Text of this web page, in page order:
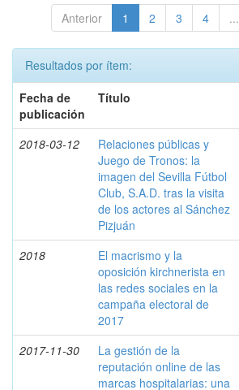
Anterior 1 2 3 4 ...
Resultados por ítem:
Fecha de
publicación
Título
2018-03-12
Relaciones públicas y
Juego de Tronos: la
imagen del Sevilla Fútbol
Club, S.A.D. tras la visita
de los actores al Sánchez
Pizjuán
2018
El macrismo y la
oposición kirchnerista en
las redes sociales en la
campaña electoral de
2017
2017-11-30
La gestión de la
reputación online de las
marcas hospitalarias: una